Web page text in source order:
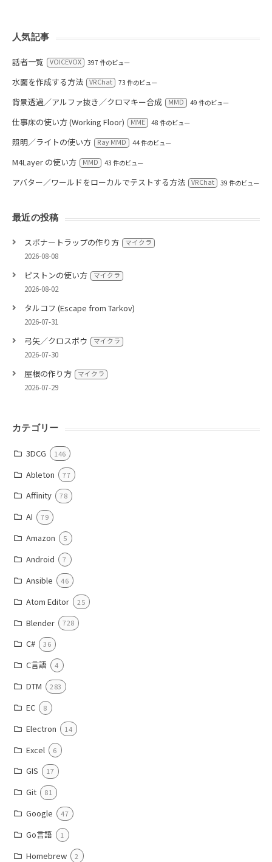
人気記事
話者一覧 VOICEVOX 397 件のビュー
水面を作成する方法 VRChat 73 件のビュー
背景透過／アルファ抜き／クロマキー合成 MMD 49 件のビュー
仕事床の使い方 (Working Floor) MME 48 件のビュー
照明／ライトの使い方 Ray MMD 44 件のビュー
M4Layer の使い方 MMD 43 件のビュー
アバター／ワールドをローカルでテストする方法 VRChat 39 件のビュー
最近の投稿
スポナートラップの作り方 マイクラ
2026-08-08
ピストンの使い方 マイクラ
2026-08-02
タルコフ (Escape from Tarkov)
2026-07-31
弓矢／クロスボウ マイクラ
2026-07-30
屋根の作り方 マイクラ
2026-07-29
カテゴリー
3DCG 146
Ableton 77
Affinity 78
AI 79
Amazon 5
Android 7
Ansible 46
Atom Editor 25
Blender 728
C# 36
C言語 4
DTM 283
EC 8
Electron 14
Excel 6
GIS 17
Git 81
Google 47
Go言語 1
Homebrew 2